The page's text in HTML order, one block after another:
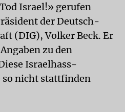
Israel!» gerufen
der Deutsch-
(DIG), Volker Beck. Er
zu den
Israelhass-
nicht stattfinden